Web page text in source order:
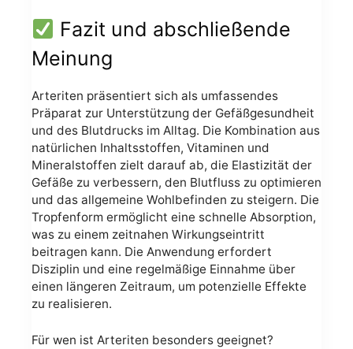
Fazit und abschließende
Meinung
Arteriten präsentiert sich als umfassendes
Präparat zur Unterstützung der Gefäßgesundheit
und des Blutdrucks im Alltag. Die Kombination aus
natürlichen Inhaltsstoffen, Vitaminen und
Mineralstoffen zielt darauf ab, die Elastizität der
Gefäße zu verbessern, den Blutfluss zu optimieren
und das allgemeine Wohlbefinden zu steigern. Die
Tropfenform ermöglicht eine schnelle Absorption,
was zu einem zeitnahen Wirkungseintritt
beitragen kann. Die Anwendung erfordert
Disziplin und eine regelmäßige Einnahme über
einen längeren Zeitraum, um potenzielle Effekte
zu realisieren.
Für wen ist Arteriten besonders geeignet?